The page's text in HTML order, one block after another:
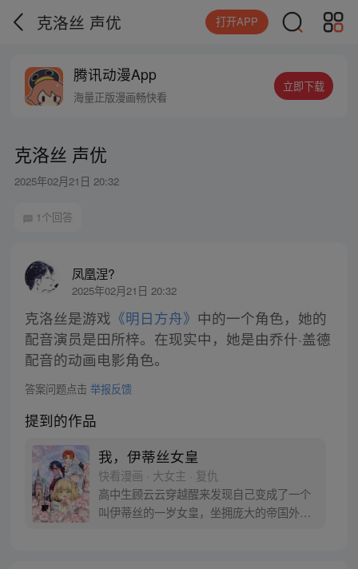
克洛丝 声优 打开APP
腾讯动漫App
海量正版漫画畅快看
立即下载
克洛丝 声优
2025年02月21日 20:32
1个回答
凤凰涅?
2025年02月21日 20:32
克洛丝是游戏 《明日方舟》 中的一个角色，她的
配音演员是田所梓。在现实中，她是由乔什·盖德
配音的动画电影角色。
答案问题点击 举报反馈
提到的作品
我，伊蒂丝女皇
快看漫画 · 大女主 · 复仇
高中生顾云云穿越醒来发现自己变成了一个
叫伊蒂丝的一岁女皇，坐拥庞大的帝国外，